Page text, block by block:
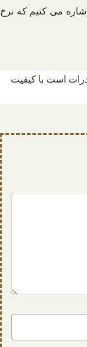
می کنیم که نرخ
تومان و محصول دوم که فقط برای صادرات است با کیفیت